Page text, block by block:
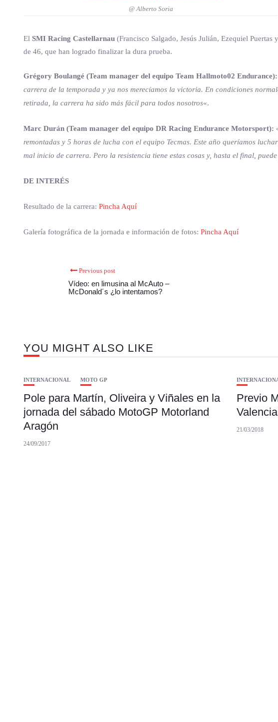
@ Alberto Soria
El SMI Racing Castellarnau (Francisco Salgado, Jesús Julián, Ezequiel
de 46, que han logrado finalizar la dura prueba.
Grégory Boulangé (Team manager del equipo Team Hallmoto02 Endurance):
carrera de la temporada y ya nos merecíamos la victoria. En condiciones
retirada, la carrera ha sido más fácil para todos nosotros«.
Marc Durán (Team manager del equipo DR Racing Endurance Motorsport):
remontadas y 5 horas de lucha con el equipo Tecmas. Este año queríamos
mal inicio de carrera. Pero la resistencia tiene estas cosas y, hasta el final,
DE INTERÉS
Resultado de la carrera: Pincha Aquí
Galería fotográfica de la jornada e información de fotos: Pincha Aquí
Previous post
Vídeo: en limusina al McAuto –
McDonald´s ¿lo intentamos?
YOU MIGHT ALSO LIKE
INTERNACIONAL MOTO GP
Pole para Martín, Oliveira y Viñales en la
jornada del sábado MotoGP Motorland
Aragón
24/09/2017
Previo
21/03/2018